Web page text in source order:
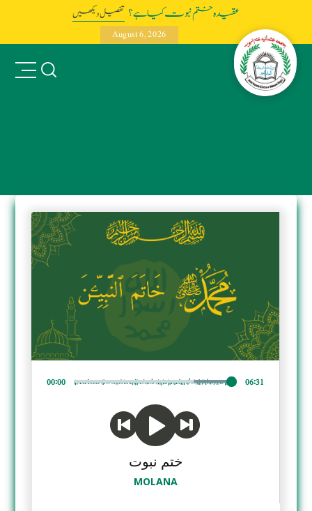
August 6, 2026
عقیدہ ختم نبوت کیا ہے؟ تفصیل دیکھیں
00:00 06:31
ختم نبوت
MOLANA